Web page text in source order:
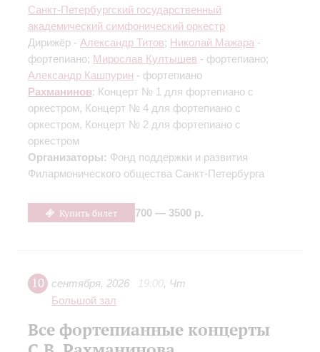
Санкт-Петербургский государственный
академический симфонический оркестр
Дирижёр - Александр Титов; Николай Мажара -
фортепиано; Мирослав Култышев - фортепиано;
Александр Кашпурин - фортепиано
Рахманинов: Концерт № 1 для фортепиано с
оркестром, Концерт № 4 для фортепиано с
оркестром, Концерт № 2 для фортепиано с
оркестром
Организаторы: Фонд поддержки и развития
Филармонического общества Санкт-Петербурга
Купить билет 700 — 3500 р.
10 сентября, 2026 19:00, Чт
Большой зал
Все фортепианные концерты